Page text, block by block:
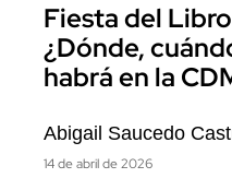
Fiesta del
¿Dónde,
habrá en la
Abigail Saucedo
14 de abril de 2026